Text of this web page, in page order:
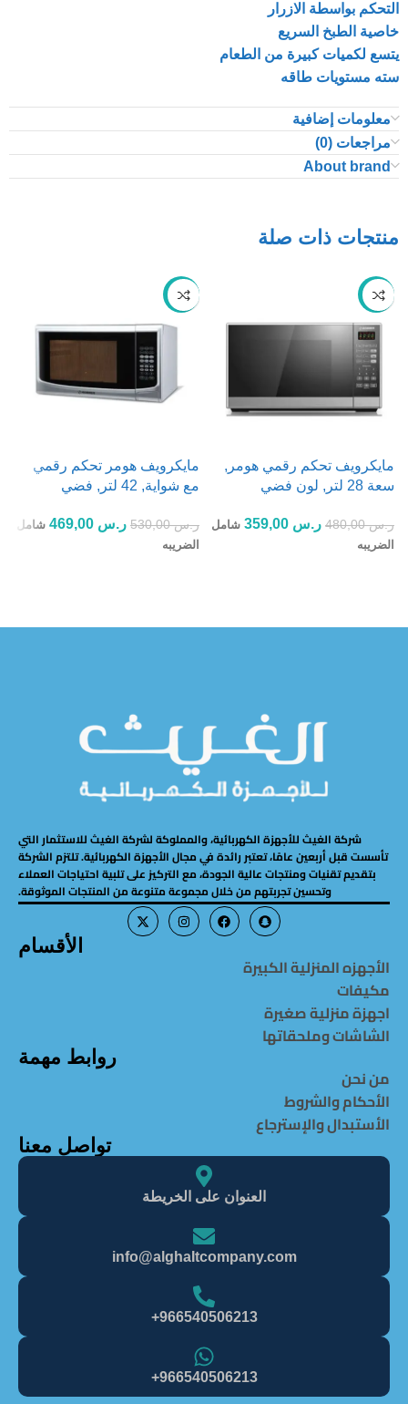
التحكم بواسطة الازرار
خاصية الطبخ السريع
يتسع لكميات كبيرة من الطعام
سته مستويات طاقه
معلومات إضافية
مراجعات (0)
About brand
منتجات ذات صلة
-25%
مايكرويف تحكم رقمي هومر,
سعة 28 لتر, لون فضي
ر.س480,00 ر.س
شامل
الضريبه
-12%
مايكرويف هومر تحكم رقمي
مع شواية, 42 لتر, فضي
ر.س530,00 ر.س
شامل
الضريبه
شركة الغيث للأجهزة الكهربائية، والمملوكة لشركة الغيث للاستثمار التي
تأسست قبل أربعين عامًا، تعتبر رائدة في مجال الأجهزة الكهربائية. تلتزم الشركة
بتقديم تقنيات ومنتجات عالية الجودة، مع التركيز على تلبية احتياجات العملاء
وتحسين تجربتهم من خلال مجموعة متنوعة من المنتجات الموثوقة.
الأقسام
الأجهزه المنزلية الكبيرة
مكيفات
اجهزة منزلية صغيرة
الشاشات وملحقاتها
روابط مهمة
من نحن
الأحكام والشروط
الأستبدال والإسترجاع
تواصل معنا
العنوان على الخريطة
info@alghaItcompany.com
966540506213+
966540506213+